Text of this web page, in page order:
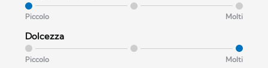
Piccolo Molti
Dolcezza
Piccolo Molti